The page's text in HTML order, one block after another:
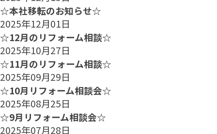
☆本社移転のお知らせ☆
2025年12月01日
☆12月のリフォーム相談☆
2025年10月27日
☆11月のリフォーム相談☆
2025年09月29日
☆10月リフォーム相談会☆
2025年08月25日
☆9月リフォーム相談会☆
2025年07月28日